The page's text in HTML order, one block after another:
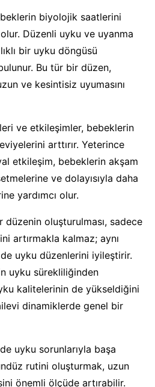
biyolojik saatlerini
Düzenli uyku ve uyanma
bir uyku döngüsü
Bu tür bir düzen,
ve kesintisiz uyumasını
ve etkileşimler, bebeklerin
arttırır. Yeterince
etkileşim, bebeklerin akşam
ve dolayısıyla daha
yardımcı olur.
oluşturulması, sadece
artırmakla kalmaz; aynı
uyku düzenlerini iyileştirir.
uyku sürekliliğinden
kalitelerinin de yükseldiğini
dinamiklerde genel bir
uyku sorunlarıyla başa
rutini oluşturmak, uzun
önemli ölçüde artırabilir.